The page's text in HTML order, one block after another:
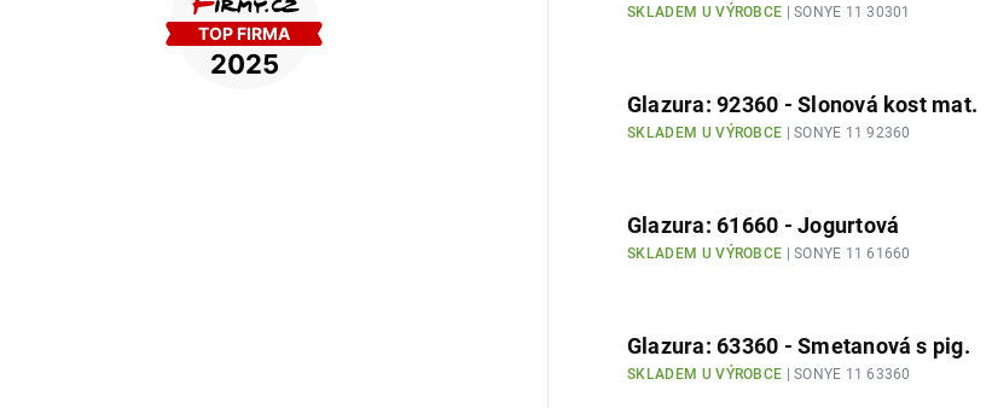
SKLADEM U VÝROBCE | SONYE 11 30301
Glazura: 92360 - Slonová kost mat.
SKLADEM U VÝROBCE | SONYE 11 92360
Glazura: 61660 - Jogurtová
SKLADEM U VÝROBCE | SONYE 11 61660
Glazura: 63360 - Smetanová s pig.
SKLADEM U VÝROBCE | SONYE 11 63360